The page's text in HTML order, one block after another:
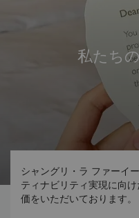
私たち
シャングリ・ラ ファーイ
ティナビリティ実現に向
価をいただいております。